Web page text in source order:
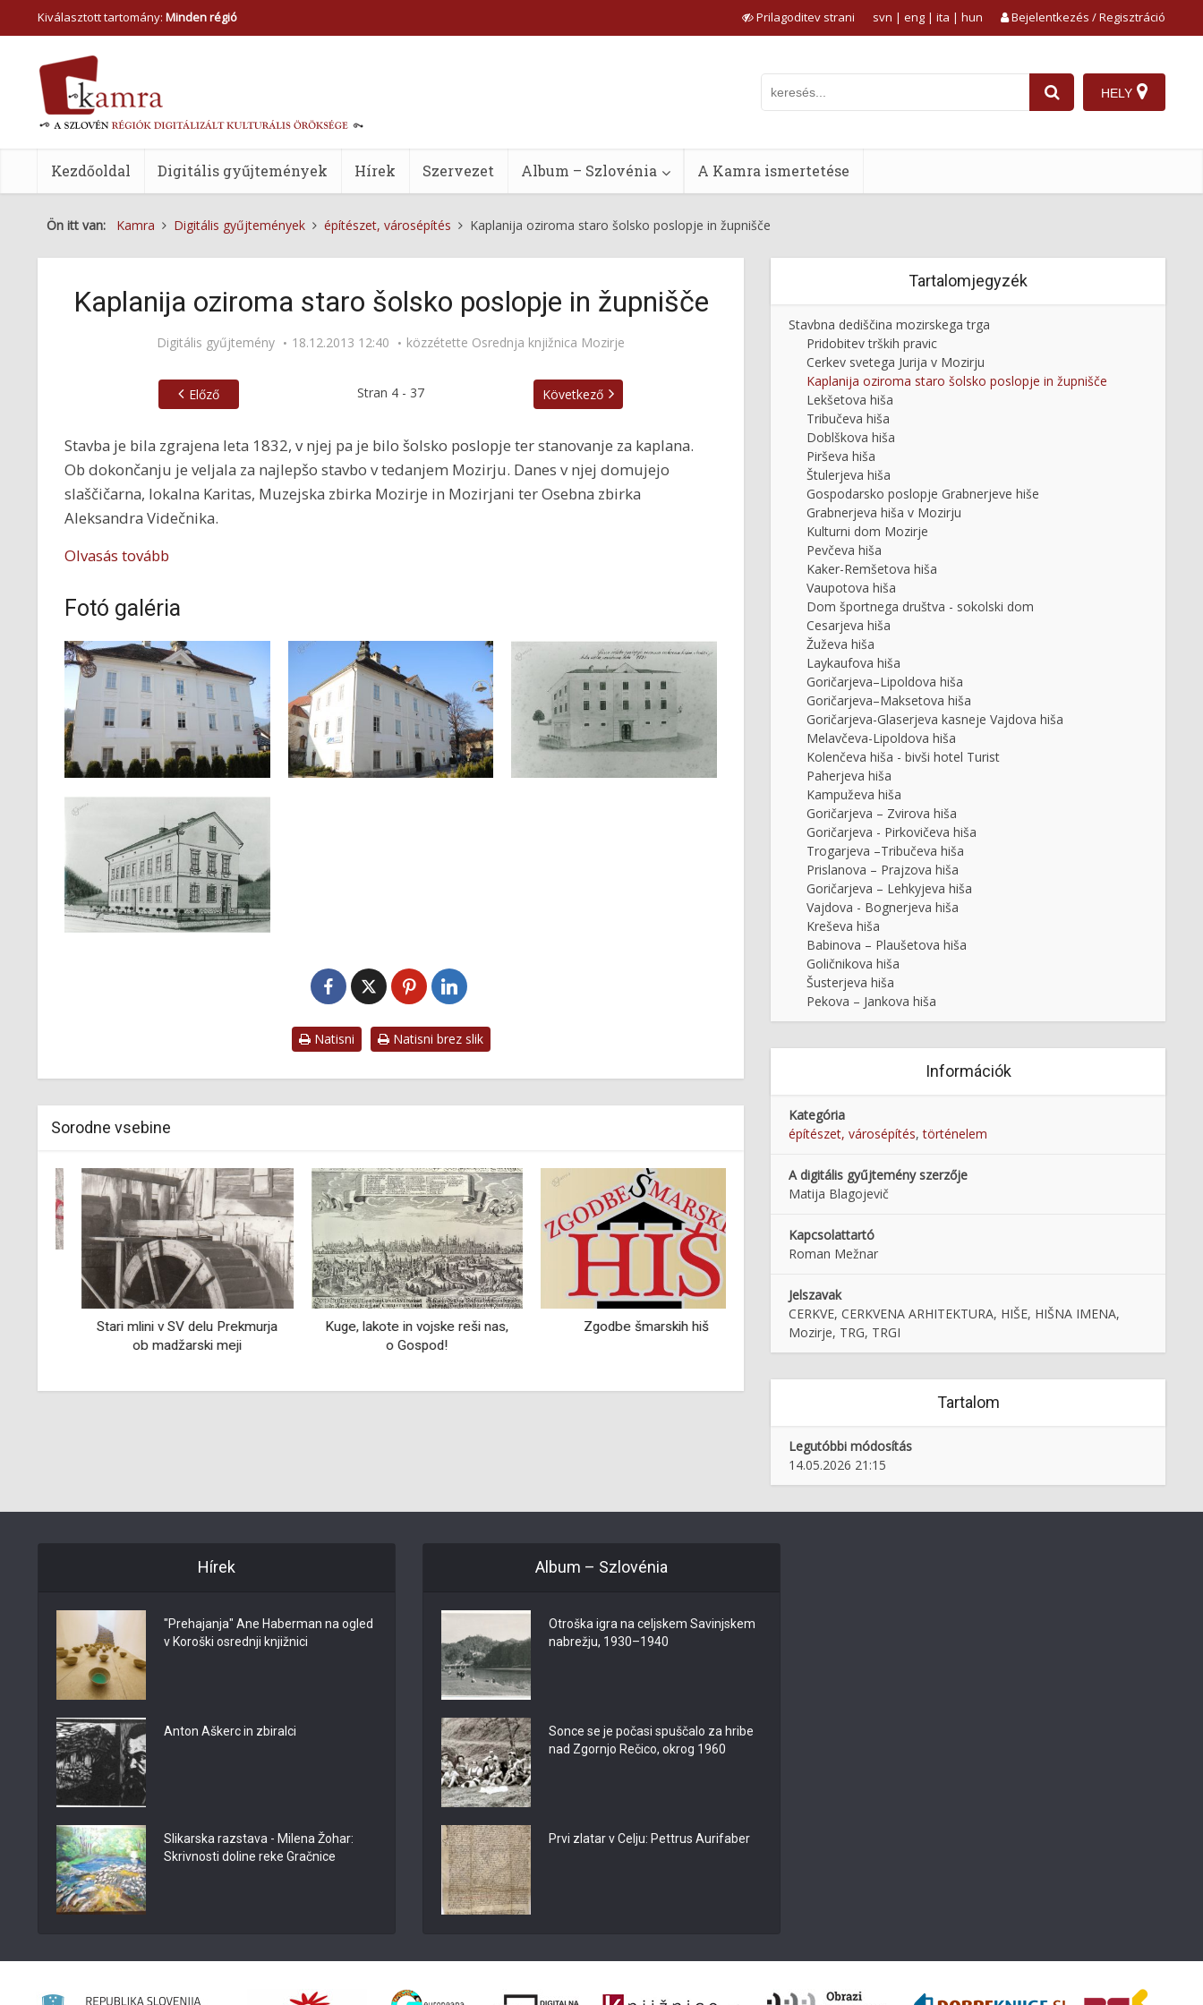
Kiválasztott tartomány: Minden régió Prilagoditev strani Bejelentkezés / Regisztráció
svn | eng | ita | hun
HELY
Kezdőoldal Digitális gyűjtemények Hírek Szervezet Album – Szlovénia A Kamra ismertetése
Ön itt van: Kamra Digitális gyűjtemények építészet, városépítés Kaplanija oziroma staro šolsko poslopje in župnišče
Kaplanija oziroma staro šolsko poslopje in župnišče
Digitális gyűjtemény 18.12.2013 12:40 közzétette Osrednja knjižnica Mozirje
Stran 4 - 37
Előző Következő
Stavba je bila zgrajena leta 1832, v njej pa je bilo šolsko poslopje ter stanovanje za kaplana.
Ob dokončanju je veljala za najlepšo stavbo v tedanjem Mozirju. Danes v njej domujejo
slaščičarna, lokalna Karitas, Muzejska zbirka Mozirje in Mozirjani ter Osebna zbirka
Aleksandra Videčnika.
Olvasás tovább
Fotó galéria
Natisni Natisni brez slik
Sorodne vsebine
Stari mlini v SV delu Prekmurja
ob madžarski meji
Kuge, lakote in vojske reši nas,
o Gospod!
Zgodbe šmarskih hiš Medvoška kultura
Tartalomjegyzék
Stavbna dediščina mozirskega trga
Pridobitev trških pravic
Cerkev svetega Jurija v Mozirju
Kaplanija oziroma staro šolsko poslopje in župnišče
Lekšetova hiša
Tribučeva hiša
Doblškova hiša
Pirševa hiša
Štulerjeva hiša
Gospodarsko poslopje Grabnerjeve hiše
Grabnerjeva hiša v Mozirju
Kulturni dom Mozirje
Pevčeva hiša
Kaker-Remšetova hiša
Vaupotova hiša
Dom športnega društva - sokolski dom
Cesarjeva hiša
Žuževa hiša
Laykaufova hiša
Goričarjeva–Lipoldova hiša
Goričarjeva–Maksetova hiša
Goričarjeva-Glaserjeva kasneje Vajdova hiša
Melavčeva-Lipoldova hiša
Kolenčeva hiša - bivši hotel Turist
Paherjeva hiša
Kampuževa hiša
Goričarjeva – Zvirova hiša
Goričarjeva - Pirkovičeva hiša
Trogarjeva –Tribučeva hiša
Prislanova – Prajzova hiša
Goričarjeva – Lehkyjeva hiša
Vajdova - Bognerjeva hiša
Kreševa hiša
Babinova – Plaušetova hiša
Goličnikova hiša
Šusterjeva hiša
Pekova – Jankova hiša
Információk
Kategória
építészet, városépítés,történelem
A digitális gyűjtemény szerzője
Matija Blagojevič
Kapcsolattartó
Roman Mežnar
Jelszavak
CERKVE, CERKVENA ARHITEKTURA, HIŠE, HIŠNA IMENA,
Mozirje, TRG, TRGI
Tartalom
Legutóbbi módosítás
14.05.2026 21:15
Hírek
"Prehajanja" Ane Haberman na ogled
v Koroški osrednji knjižnici
Anton Aškerc in zbiralci
Slikarska razstava - Milena Žohar:
Skrivnosti doline reke Gračnice
Album – Szlovénia
Otroška igra na celjskem Savinjskem
nabrežju, 1930–1940
Sonce se je počasi spuščalo za hribe
nad Zgornjo Rečico, okrog 1960
Prvi zlatar v Celju: Pettrus Aurifaber